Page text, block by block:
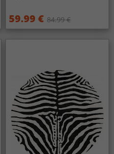
59.99 € 84.99 €